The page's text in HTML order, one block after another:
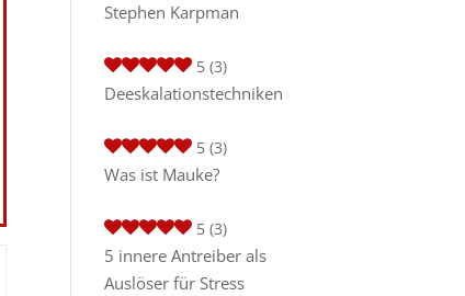
Stephen Karpman
5 (3)
Deeskalationstechniken
5 (3)
Was ist Mauke?
5 (3)
5 innere Antreiber als
Auslöser für Stress